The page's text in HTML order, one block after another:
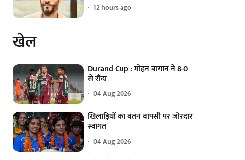
12 hours ago
खेल
Durand Cup : मोहन बागान ने 8-0
से रौंदा
04 Aug 2026
खिलाड़ियों का वतन वापसी पर जोरदार
स्वागत
04 Aug 2026